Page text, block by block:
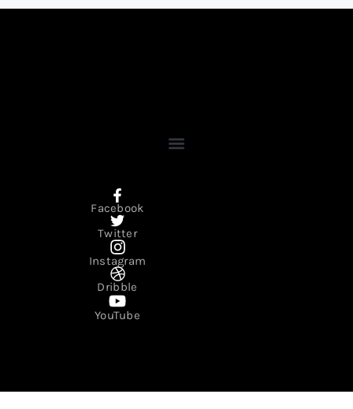
Facebook
Twitter
Instagram
Dribble
YouTube